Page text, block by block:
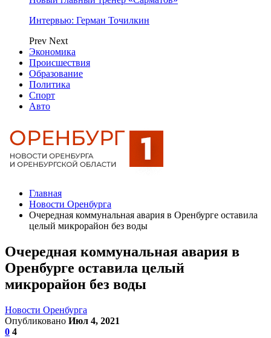
Интервью: Герман Точилкин
Prev Next
Экономика
Происшествия
Образование
Политика
Спорт
Авто
Главная
Новости Оренбурга
Очередная коммунальная авария в Оренбурге оставила
целый микрорайон без воды
Очередная коммунальная авария в
Оренбурге оставила целый
микрорайон без воды
Новости Оренбурга
Опубликовано Июл 4, 2021
0 4